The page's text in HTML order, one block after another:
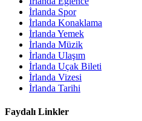
İrlanda Spor
İrlanda Konaklama
İrlanda Yemek
İrlanda Müzik
İrlanda Ulaşım
İrlanda Uçak Bileti
İrlanda Vizesi
İrlanda Tarihi
Faydalı Linkler